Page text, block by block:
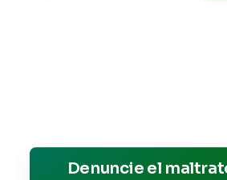
Denuncie el